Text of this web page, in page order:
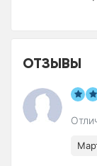
ОТЗЫВЫ